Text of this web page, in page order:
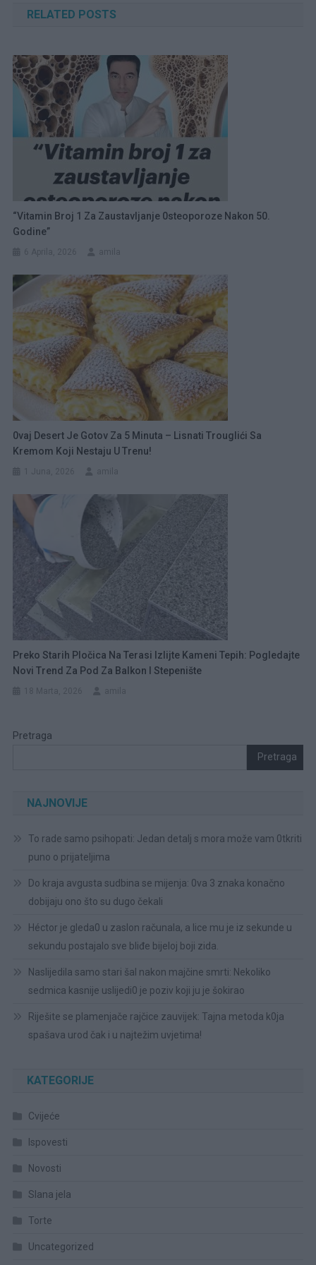
RELATED POSTS
“Vitamin Broj 1 Za Zaustavljanje 0steoporoze Nakon 50.
Godine”
0vaj Desert Je Gotov Za 5 Minuta – Lisnati Trouglići Sa
Kremom Koji Nestaju U Trenu!
Preko Starih Pločica Na Terasi Izlijte Kameni Tepih: Pogledajte
Novi Trend Za Pod Za Balkon I Stepenište
Pretraga
Pretraga
NAJNOVIJE
To rade samo psihopati: Jedan detalj s mora može vam 0tkriti
puno o prijateljima
Do kraja avgusta sudbina se mijenja: 0va 3 znaka konačno
dobijaju ono što su dugo čekali
Héctor je gleda0 u zaslon računala, a lice mu je iz sekunde u
sekundu postajalo sve bliđe bijeloj boji zida.
Naslijedila samo stari šal nakon majčine smrti: Nekoliko
sedmica kasnije uslijedi0 je poziv koji ju je šokirao
Riješite se plamenjače rajčice zauvijek: Tajna metoda k0ja
spašava urod čak i u najtežim uvjetima!
KATEGORIJE
Cvijeće
Ispovesti
Novosti
Slana jela
Torte
Uncategorized